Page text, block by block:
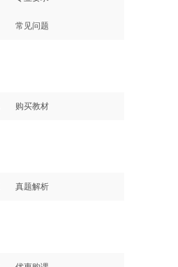
常见问题
购买教材
真题解析